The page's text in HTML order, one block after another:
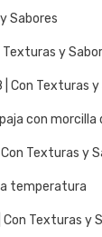
Sabores
y
Con Texturas y
con morcilla
Texturas y
temperatura
Con Texturas y